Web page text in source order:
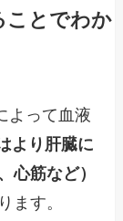
ことでわか
よって血液
より肝臓に
心筋など）
ます。